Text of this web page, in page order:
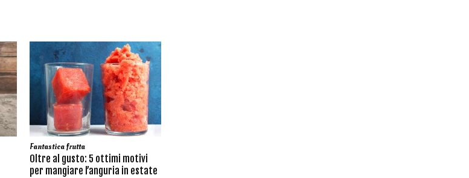
Fantastica frutta
Oltre al gusto: 5 ottimi motivi
per mangiare l’anguria in estate